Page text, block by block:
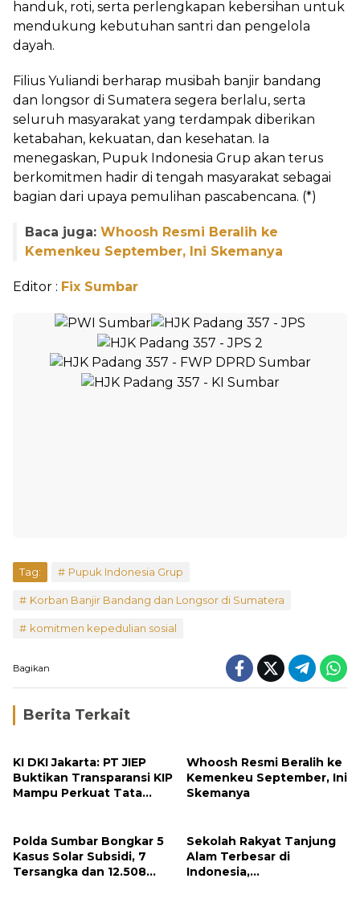
handuk, roti, serta perlengkapan kebersihan untuk
mendukung kebutuhan santri dan pengelola
dayah.
Filius Yuliandi berharap musibah banjir bandang
dan longsor di Sumatera segera berlalu, serta
seluruh masyarakat yang terdampak diberikan
ketabahan, kekuatan, dan kesehatan. Ia
menegaskan, Pupuk Indonesia Grup akan terus
berkomitmen hadir di tengah masyarakat sebagai
bagian dari upaya pemulihan pascabencana. (*)
Baca juga: Whoosh Resmi Beralih ke
Kemenkeu September, Ini Skemanya
Editor : Fix Sumbar
Tag: Pupuk Indonesia Grup
Korban Banjir Bandang dan Longsor di Sumatera
komitmen kepedulian sosial
Bagikan
Berita Terkait
KI DKI Jakarta: PT JIEP
Buktikan Transparansi KIP
Mampu Perkuat Tata
Whoosh Resmi Beralih ke
Kemenkeu September, Ini
Skemanya
Polda Sumbar Bongkar 5
Kasus Solar Subsidi, 7
Tersangka dan 12.508
Sekolah Rakyat Tanjung
Alam Terbesar di
Indonesia,